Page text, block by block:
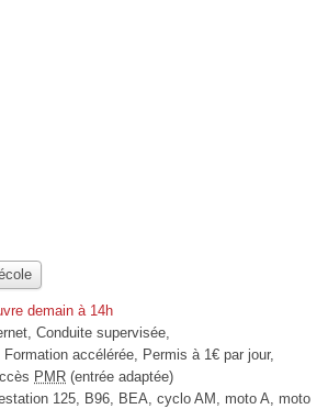
demain à 14h
, Conduite supervisée,
Formation accélérée, Permis à 1€ par jour,
PMR (entrée adaptée)
125, B96, BEA, cyclo AM, moto A, moto